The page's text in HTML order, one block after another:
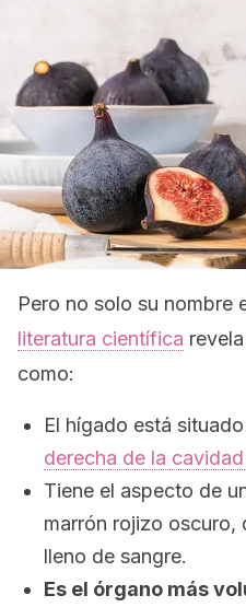
Pero no solo su nombre
literatura científica
como:
El hígado está
derecha de la
Tiene el aspecto de
marrón rojizo oscuro,
lleno de sangre.
Es el órgano más